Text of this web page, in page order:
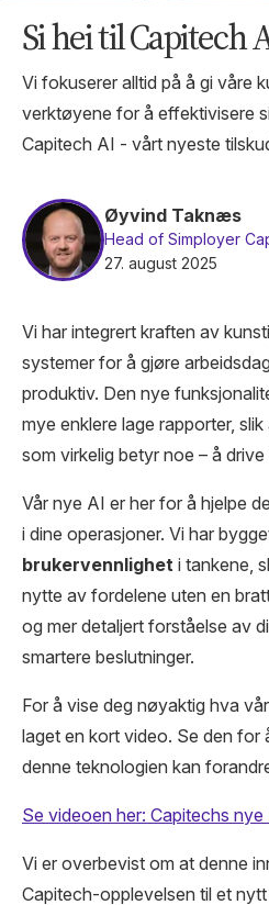
Si hei til Capitech
Vi fokuserer alltid på å gi våre
verktøyene for å effektivisere
Capitech AI - vårt nyeste
Øyvind Taknæs
Head of Simployer
27. august 2025
Vi har integrert kraften av
systemer for å gjøre
produktiv. Den nye
mye enklere lage rapporter,
som virkelig betyr noe – å
Vår nye AI er her for å hjelpe
i dine operasjoner. Vi har
brukervennlighet i tankene,
nytte av fordelene uten en
og mer detaljert forståelse av
smartere beslutninger.
For å vise deg nøyaktig hva
laget en kort video. Se den for
denne teknologien kan
Se videoen her: Capitechs
Vi er overbevist om at denne
Capitech-opplevelsen til et